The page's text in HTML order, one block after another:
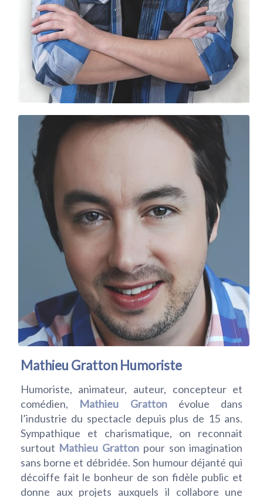
Mathieu Gratton Humoriste
Humoriste, animateur, auteur, concepteur et
comédien, Mathieu Gratton
évolue dans
l’industrie du spectacle depuis plus de 15 ans.
Sympathique et charismatique, on reconnait
surtout Mathieu Gratton pour son imagination
sans borne et débridée. Son humour déjanté qui
décoiffe fait le bonheur de son fidèle public et
donne aux projets auxquels il collabore une